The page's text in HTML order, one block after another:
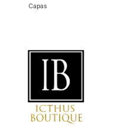
Capas